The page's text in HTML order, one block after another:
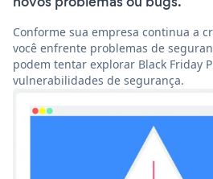
Conforme sua empresa continua a
você enfrente problemas de
podem tentar explorar Black Friday
vulnerabilidades de segurança.